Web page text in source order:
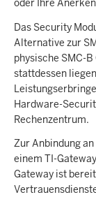
oder Ihre
Das Security
Alternative zur
physische SMC-
stattdessen
Hardware-
Rechenzentrum.
Zur Anbindung
einem TI-
Gateway ist